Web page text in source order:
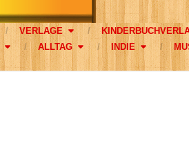
VERLAGE
ALLTAG INDIE